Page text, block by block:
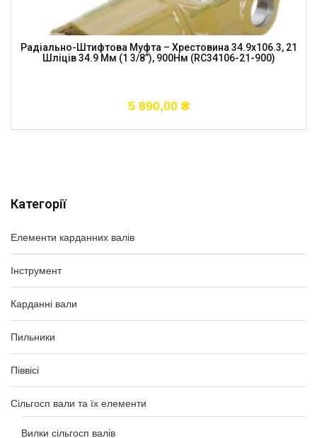
Категорії
Елементи карданних валів
Інструмент
Карданні вали
Пильники
Піввісі
Сільгосп вали та їх елементи
Вилки сільгосп валів
Радіально-Штифтова Муфта – Хрестовина 34.9х106.3, 21
Шліців 34.9 Мм (1 3/8”), 900Нм (RC34106-21-900)
5 890,00 ₴